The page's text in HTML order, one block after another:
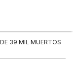
39 MIL MUERTOS